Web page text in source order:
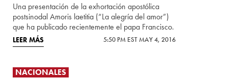
Una presentación de la exhortación apostólica
postsinodal Amoris laetitia (“La alegría del amor”)
que ha publicado recientemente el papa Francisco.
LEER MÁS 5:50 PM EST MAY 4, 2016
NACIONALES